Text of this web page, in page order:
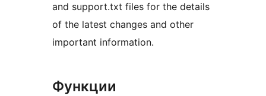
and support.txt files for the details
of the latest changes and other
important information.
Функции